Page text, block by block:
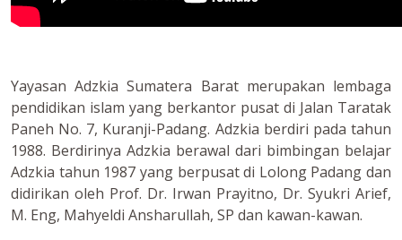
Yayasan Adzkia Sumatera Barat merupakan lembaga
pendidikan islam yang berkantor pusat di Jalan Taratak
Paneh No. 7, Kuranji-Padang. Adzkia berdiri pada tahun
1988. Berdirinya Adzkia berawal dari bimbingan belajar
Adzkia tahun 1987 yang berpusat di Lolong Padang dan
didirikan oleh Prof. Dr. Irwan Prayitno, Dr. Syukri Arief,
M. Eng, Mahyeldi Ansharullah, SP dan kawan-kawan.